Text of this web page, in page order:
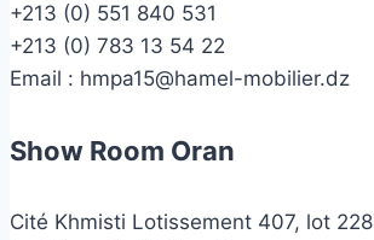
+213 (0) 551 840 531
+213 (0) 783 13 54 22
Email : hmpa15@hamel-mobilier.dz
Show Room Oran
Cité Khmisti Lotissement 407, lot 228